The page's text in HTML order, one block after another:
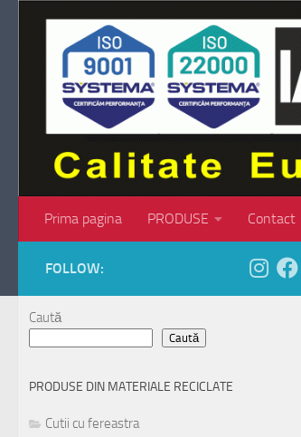
Skip to content
Prima pagina PRODUSE Contact
FOLLOW:
Caută
Caută
PRODUSE DIN MATERIALE RECICLATE
Cutii cu fereastra